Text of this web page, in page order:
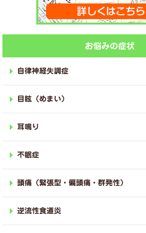
お悩みの症状
自律神経失調症
目眩（めまい）
耳鳴り
不眠症
頭痛（緊張型・偏頭痛・群発性）
逆流性食道炎